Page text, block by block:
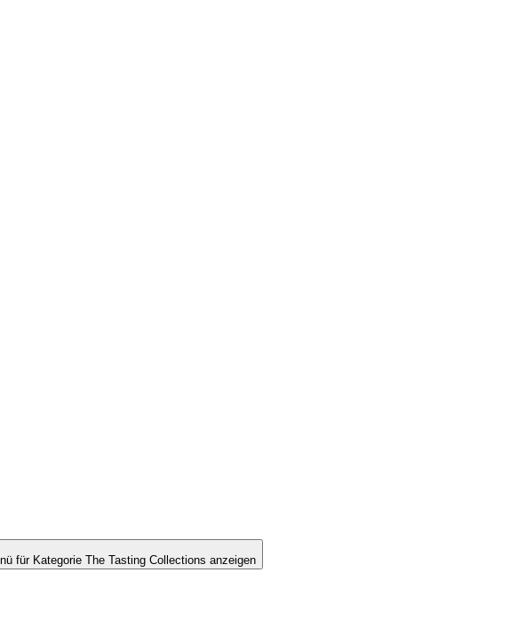
für Kategorie The Tasting Collections anzeigen